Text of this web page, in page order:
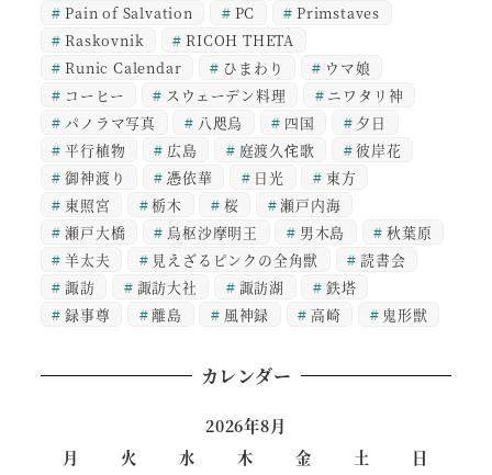
Pain of Salvation
PC
Primstaves
Raskovnik
RICOH THETA
Runic Calendar
ひまわり
ウマ娘
コーヒー
スウェーデン料理
ニワタリ神
パノラマ写真
八咫烏 四国
夕日
平行植物
広島 庭渡久侘歌
彼岸花
御神渡り
憑依華 日光
東方
東照宮
栃木 桜
瀬戸内海
瀬戸大橋
烏枢沙摩明王 男木島
秋葉原
羊太夫
見えざるピンクの全角獣
読書会
諏訪
諏訪大社 諏訪湖
鉄塔
録事尊
離島 風神録 高崎 鬼形獣
カレンダー
2026年8月
月
火 水 木 金 土 日